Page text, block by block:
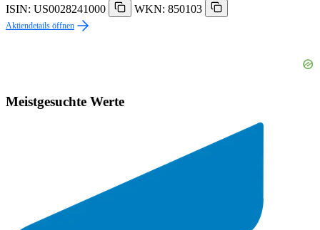
ISIN: US0028241000
WKN: 850103
Aktiendetails öffnen
Meistgesuchte Werte